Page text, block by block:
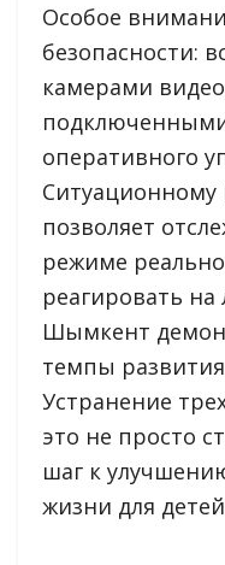
Особое
безопасности:
камерами
оперативного
Ситуационному
позволяет
режиме
реагировать
Шымкент
темпы
Устранение
это не просто
шаг к
жизни для